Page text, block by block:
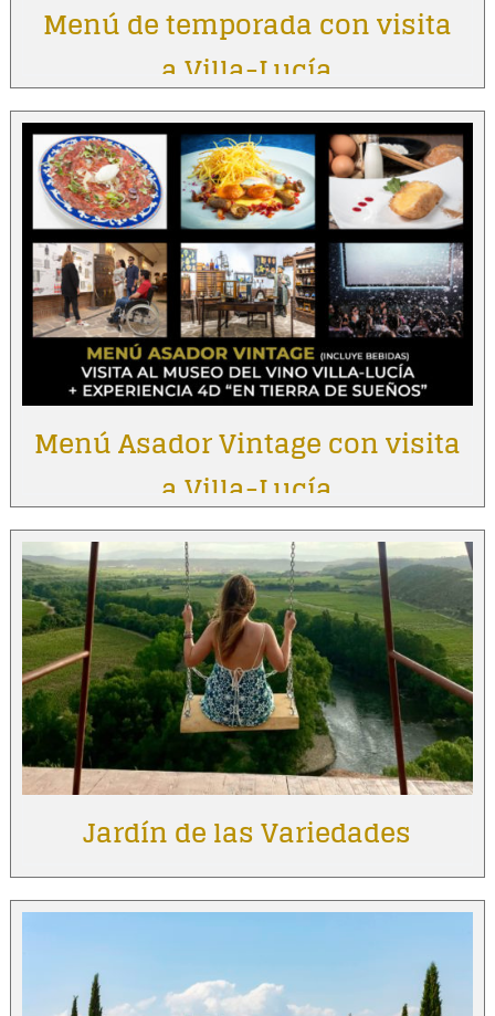
Menú de temporada con visita
a Villa-Lucía
Menú Asador Vintage con visita
a Villa-Lucía
Jardín de las Variedades